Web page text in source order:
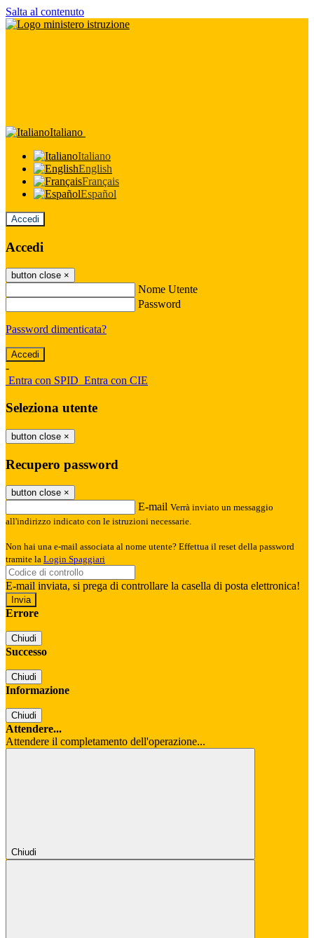
Salta al contenuto
Italiano
Italiano
English
Français
Español
Accedi
Accedi
button close ×
Nome Utente
Password
Password dimenticata?
-
Entra con SPID Entra con CIE
Seleziona utente
button close ×
Recupero password
button close ×
E-mail Verrà inviato un messaggio
all'indirizzo indicato con le istruzioni necessarie.
Non hai una e-mail associata al nome utente? Effettua il reset della password
tramite la Login Spaggiari
E-mail inviata, si prega di controllare la casella di posta elettronica!
Errore
Chiudi
Successo
Chiudi
Informazione
Chiudi
Attendere...
Attendere il completamento dell'operazione...
Chiudi